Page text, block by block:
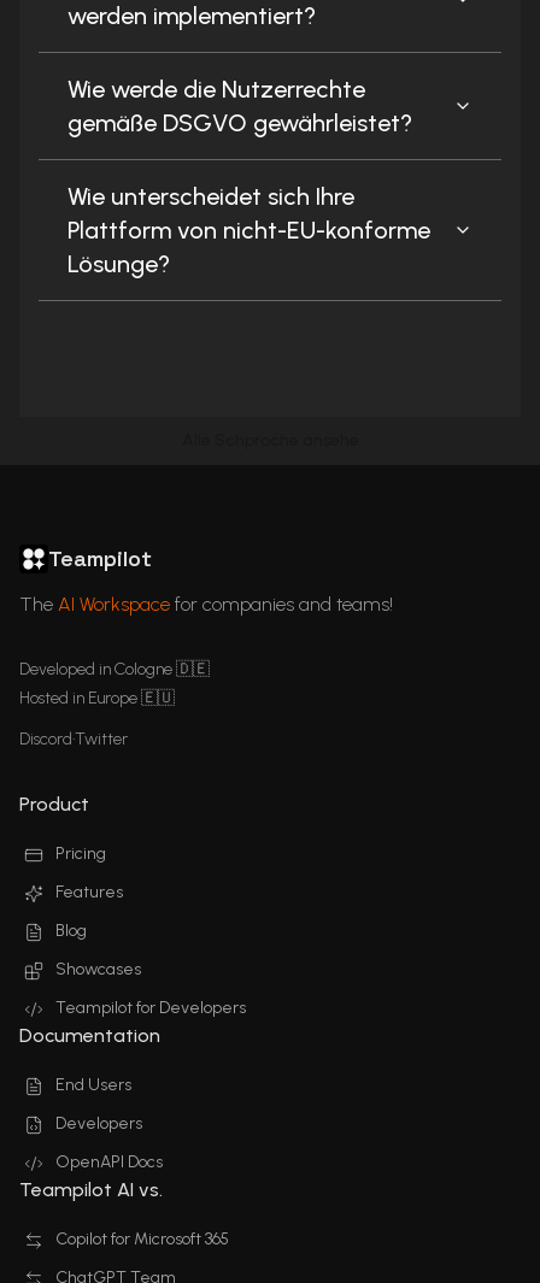
werden implementiert?
Wie werde die Nutzerrechte
gemäße DSGVO gewährleistet?
Wie unterscheidet sich Ihre
Plattform von nicht-EU-konforme
Lösunge?
Teampilot
The AI Workspace for companies and teams!
Developed in Cologne 🇩🇪
Hosted in Europe 🇪🇺
Discord•Twitter
Product
Pricing
Features
Blog
Showcases
Teampilot for Developers
Documentation
End Users
Developers
OpenAPI Docs
Teampilot AI vs.
Copilot for Microsoft 365
ChatGPT Team
ChatGPT in Languages
GDPR Compliant ChatGPT
ChatGPT for business
Articles